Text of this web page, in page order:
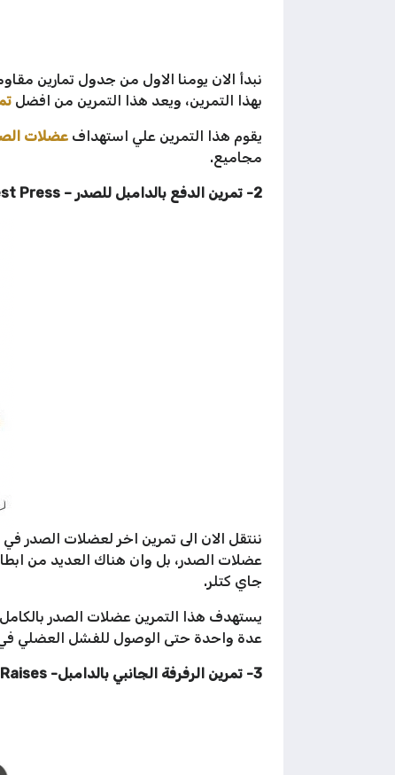
بهذا التمرين، ويعد هذا التمرين من افضل
يقوم هذا التمرين علي استهداف عضلات
مجاميع.
2- تمرين الدفع بالدامبل للصدر – Flat Dumbbell Chest Press
ننتقل الان الى تمرين اخر لعضلات الصدر
عضلات الصدر، بل وان هناك العديد من
جاي كتلر.
عدة واحدة حتى الوصول للفشل العضلي في 3
3- تمرين الرفرفة الجانبي بالدامبل- Dumbbell Lateral Raises